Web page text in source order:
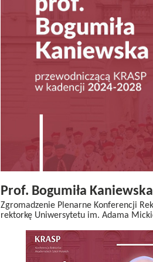
Prof. Bogumiła
Zgromadzenie Plenarne Konferencji
rektorkę Uniwersytetu im. Adama